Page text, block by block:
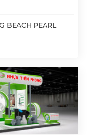
BEACH PEARL